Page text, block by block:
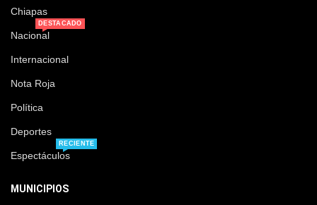
Chiapas
Nacional
DESTACADO
Internacional
Nota Roja
Política
Deportes
Espectáculos
RECIENTE
MUNICIPIOS